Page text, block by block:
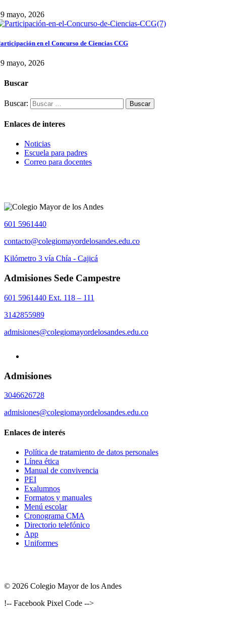
mayo, 2026
en el Concurso de Ciencias CCG
mayo, 2026
Buscar
Buscar:
Enlaces de interes
Noticias
Escuela para padres
Correo para docentes
601 5961440
contacto@colegiomayordelosandes.edu.co
Kilómetro 3 vía Chía - Cajicá
Admisiones Sede Campestre
601 5961440 Ext. 118 – 111
3142855989
admisiones@colegiomayordelosandes.edu.co
Admisiones
3046626728
admisiones@colegiomayordelosandes.edu.co
Enlaces de interés
Política de tratamiento de datos personales
Línea ética
Manual de convivencia
PEI
Exalumnos
Formatos y manuales
Menú escolar
Cronograma CMA
Directorio telefónico
App
Uniformes
© 2026 Colegio Mayor de los Andes
!-- Facebook Pixel Code -->